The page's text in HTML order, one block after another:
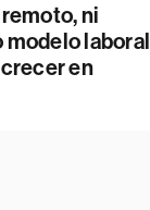
ni
modelo laboral
en